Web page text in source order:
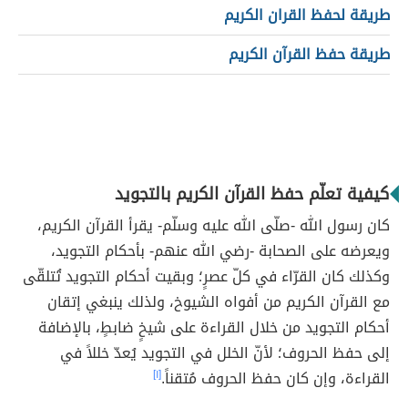
طريقة لحفظ القران الكريم
طريقة حفظ القرآن الكريم
كيفية تعلّم حفظ القرآن الكريم بالتجويد
كان رسول الله -صلّى الله عليه وسلّم- يقرأ القرآن الكريم،
ويعرضه على الصحابة -رضي الله عنهم- بأحكام التجويد،
وكذلك كان القرّاء في كلّ عصرٍ؛ وبقيت أحكام التجويد تُتلقّى
مع القرآن الكريم من أفواه الشيوخ، ولذلك ينبغي إتقان
أحكام التجويد من خلال القراءة على شيخٍ ضابطٍ، بالإضافة
إلى حفظ الحروف؛ لأنّ الخلل في التجويد يُعدّ خللاً في
القراءة، وإن كان حفظ الحروف مُتقناً.[١]